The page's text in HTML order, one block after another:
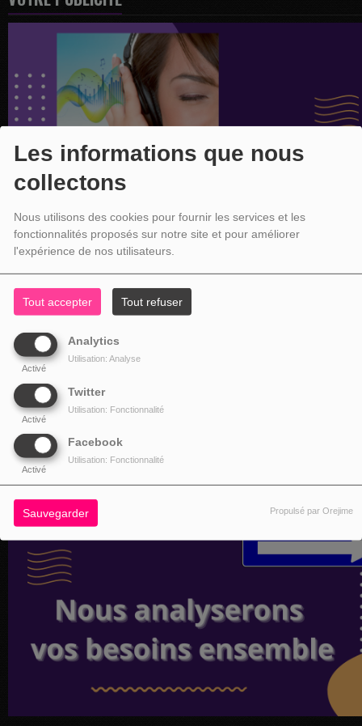
Les informations que nous
collectons
Nous utilisons des cookies pour fournir les services et les
fonctionnalités proposés sur notre site et pour améliorer
l'expérience de nos utilisateurs.
Tout accepter Tout refuser
Analytics
Activé
Utilisation: Analyse
Twitter
Activé
Utilisation: Fonctionnalité
Facebook
Activé
Utilisation: Fonctionnalité
Sauvegarder Propulsé par Orejime